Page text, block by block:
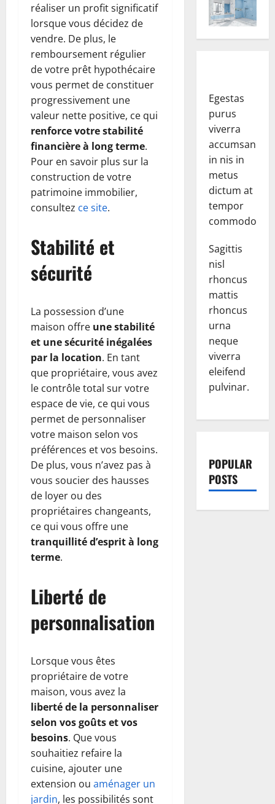
réaliser un profit significatif
lorsque vous décidez de
vendre. De plus, le
remboursement régulier
de votre prêt hypothécaire
vous permet de constituer
progressivement une
valeur nette positive, ce qui
renforce votre stabilité
financière à long terme.
Pour en savoir plus sur la
construction de votre
patrimoine immobilier,
consultez ce site.
Stabilité et
sécurité
La possession d’une
maison offre une stabilité
et une sécurité inégalées
par la location. En tant
que propriétaire, vous avez
le contrôle total sur votre
espace de vie, ce qui vous
permet de personnaliser
votre maison selon vos
préférences et vos besoins.
De plus, vous n’avez pas à
vous soucier des hausses
de loyer ou des
propriétaires changeants,
ce qui vous offre une
tranquillité d’esprit à long
terme.
Liberté de
personnalisation
Lorsque vous êtes
propriétaire de votre
maison, vous avez la
liberté de la personnaliser
selon vos goûts et vos
besoins. Que vous
souhaitiez refaire la
cuisine, ajouter une
extension ou aménager un
jardin, les possibilités sont
Egestas
purus
viverra
accumsan
in nis in
metus
dictum at
tempor
commodo.
Sagittis
nisl
rhoncus
mattis
rhoncus
urna
neque
viverra
eleifend
pulvinar.
POPULAR
POSTS